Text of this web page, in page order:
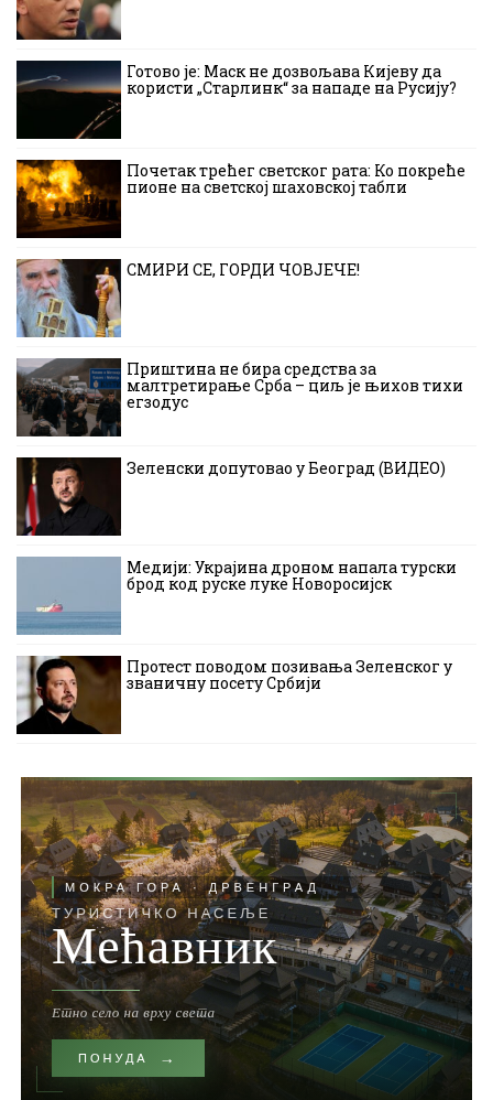
Готово је: Маск не дозвољава Кијеву да
користи „Старлинк“ за нападе на Русију?
Почетак трећег светског рата: Ко покреће
пионе на светској шаховској табли
СМИРИ СЕ, ГОРДИ ЧОВЈЕЧЕ!
Приштина не бира средства за
малтретирање Срба – циљ је њихов тихи
егзодус
Зеленски допутовао у Београд (ВИДЕО)
Медији: Украјина дроном напала турски
брод код руске луке Новоросијск
Протест поводом позивања Зеленског у
званичну посету Србији